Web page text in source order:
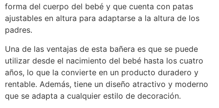
forma del cuerpo del bebé y que cuenta con patas
ajustables en altura para adaptarse a la altura de los
padres.
Una de las ventajas de esta bañera es que se puede
utilizar desde el nacimiento del bebé hasta los cuatro
años, lo que la convierte en un producto duradero y
rentable. Además, tiene un diseño atractivo y moderno
que se adapta a cualquier estilo de decoración.